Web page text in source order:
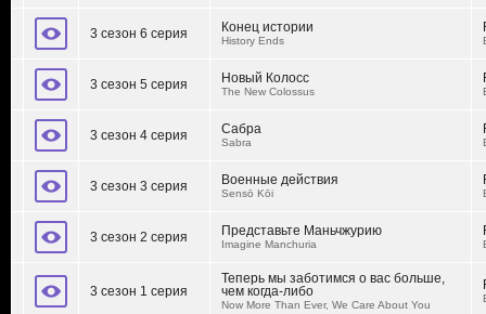
3 сезон 6 серия Конец истории
History Ends
3 сезон 5 серия Новый Колосс
The New Colossus
3 сезон 4 серия Сабра
Sabra
3 сезон 3 серия Военные действия
Sensō Kōi
3 сезон 2 серия Представьте Маньчжурию
Imagine Manchuria
3 сезон 1 серия
Теперь мы заботимся о вас больше,
чем когда-либо
Now More Than Ever, We Care About You